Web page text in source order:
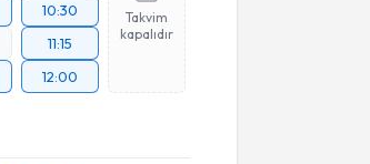
10:30
11:15
12:00
Takvim
kapalıdır